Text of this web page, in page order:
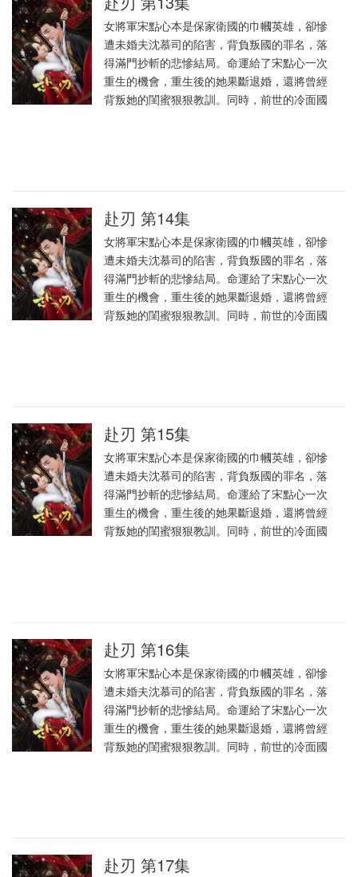
女將軍宋點心本是保家衛國的巾幗英雄，卻慘
遭未婚夫沈慕司的陷害，背負叛國的罪名，落
得滿門抄斬的悲慘結局。命運給了宋點心一次
重生的機會，重生後的她果斷退婚，還將曾經
背叛她的閨蜜狠狠教訓。同時，前世的冷面國
赴刃 第14集
女將軍宋點心本是保家衛國的巾幗英雄，卻慘
遭未婚夫沈慕司的陷害，背負叛國的罪名，落
得滿門抄斬的悲慘結局。命運給了宋點心一次
重生的機會，重生後的她果斷退婚，還將曾經
背叛她的閨蜜狠狠教訓。同時，前世的冷面國
赴刃 第15集
女將軍宋點心本是保家衛國的巾幗英雄，卻慘
遭未婚夫沈慕司的陷害，背負叛國的罪名，落
得滿門抄斬的悲慘結局。命運給了宋點心一次
重生的機會，重生後的她果斷退婚，還將曾經
背叛她的閨蜜狠狠教訓。同時，前世的冷面國
赴刃 第16集
女將軍宋點心本是保家衛國的巾幗英雄，卻慘
遭未婚夫沈慕司的陷害，背負叛國的罪名，落
得滿門抄斬的悲慘結局。命運給了宋點心一次
重生的機會，重生後的她果斷退婚，還將曾經
背叛她的閨蜜狠狠教訓。同時，前世的冷面國
赴刃 第17集